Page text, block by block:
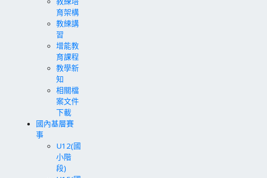
育架構
教練講
習
增能教
育課程
教學新
知
相關檔
案文件
下載
國內基層賽
事
U12(國
小階
段)